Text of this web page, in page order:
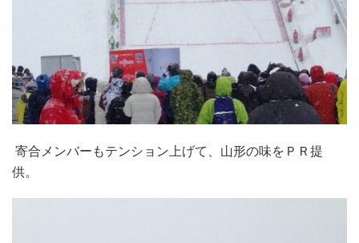
寄合メンバーもテンション上げて、山形の味をＰＲ提
供。